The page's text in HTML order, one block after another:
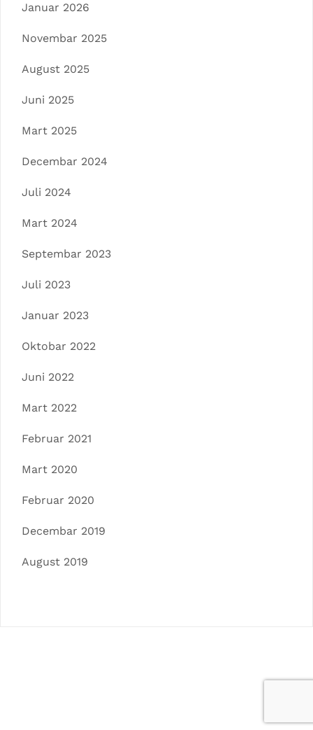
Januar 2026
Novembar 2025
August 2025
Juni 2025
Mart 2025
Decembar 2024
Juli 2024
Mart 2024
Septembar 2023
Juli 2023
Januar 2023
Oktobar 2022
Juni 2022
Mart 2022
Februar 2021
Mart 2020
Februar 2020
Decembar 2019
August 2019